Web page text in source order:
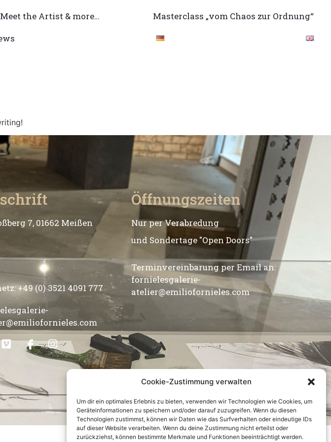
Cookie-Zustimmung verwalten
Um dir ein optimales Erlebnis zu bieten, verwenden wir Technologien wie Cookies, um
Geräteinformationen zu speichern und/oder darauf zuzugreifen. Wenn du diesen
Technologien zustimmst, können wir Daten wie das Surfverhalten oder eindeutige IDs
auf dieser Website verarbeiten. Wenn du deine Zustimmung nicht erteilst oder
zurückziehst, können bestimmte Merkmale und Funktionen beeinträchtigt werden.
Meet the Artist & more…
Masterclass „vom Chaos zur Ordnung“
7, 01662 Meißen
+49 (0) 3521 4091 777
Öffnungszeiten
Nur per Verabredung
und Sondertage "Open Doors"
Terminvereinbarung per Email an:
fornielesgalerie-
atelier@emiliofornieles.com
Copyright © 2023. All rights reserved.